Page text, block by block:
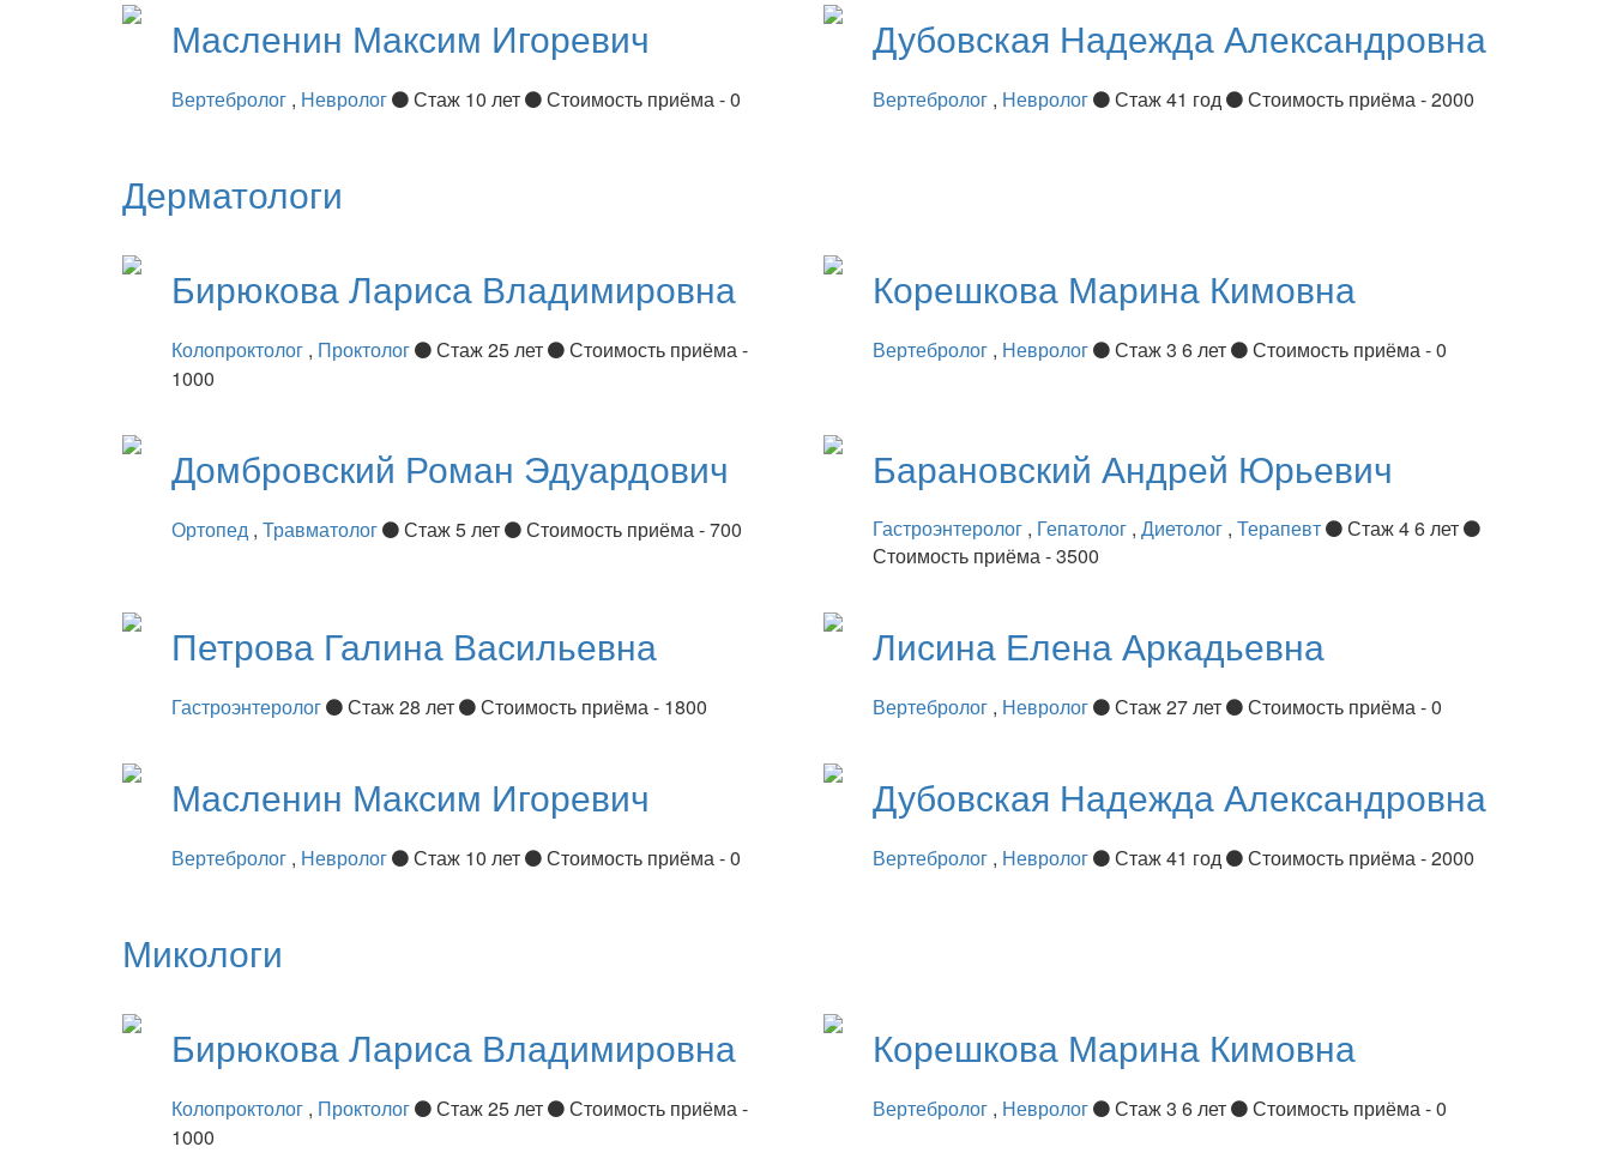
Масленин Максим Игоревич
Вертебролог , Невролог Стаж 10 лет Стоимость приёма - 0
Дубовская Надежда Александровна
Вертебролог , Невролог Стаж 41 год Стоимость приёма - 2000
Дерматологи
БирюковаЛариса Владимировна
Колопроктолог , Проктолог Стаж 25 лет
Стоимость приёма -
1000
Корешкова Марина Кимовна
Вертебролог , Невролог Стаж 3 6 лет Стоимость приёма - 0
Домбровский Роман Эдуардович
Ортопед , Травматолог Стаж 5 лет Стоимость приёма - 700
Барановский Андрей Юрьевич
Гастроэнтеролог , Гепатолог , Диетолог , Терапевт
Стаж 4 6 лет
Стоимость приёма - 3500
Петрова Галина Васильевна
Гастроэнтеролог Стаж 28 лет Стоимость приёма - 1800
Лисина Елена Аркадьевна
Вертебролог , Невролог Стаж 27 лет Стоимость приёма - 0
Масленин Максим Игоревич
Вертебролог , Невролог Стаж 10 лет Стоимость приёма - 0
Дубовская Надежда Александровна
Вертебролог , Невролог Стаж 41 год Стоимость приёма - 2000
Микологи
БирюковаЛариса Владимировна
Колопроктолог , Проктолог Стаж 25 лет
Стоимость приёма -
1000
Корешкова Марина Кимовна
Вертебролог , Невролог Стаж 3 6 лет Стоимость приёма - 0